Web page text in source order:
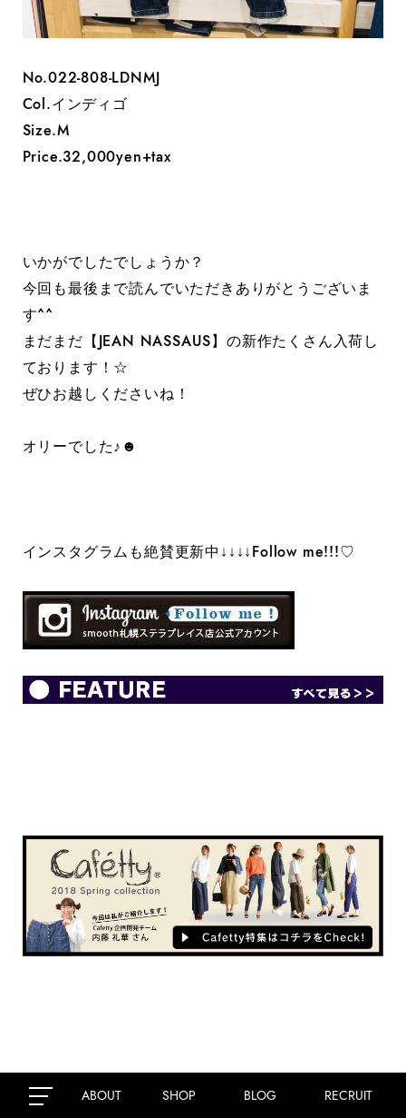
ABOUT SHOP BLOG RECRUIT
No.022-808-LDNMJ
Col.インディゴ
Size.M
Price.32,000yen+tax
いかがでしたでしょうか？
今回も最後まで読んでいただきありがとうございま
す^^
まだまだ【JEAN NASSAUS】の新作たくさん入荷し
ております！☆
ぜひお越しくださいね！
オリーでした♪☻
インスタグラムも絶賛更新中↓↓↓↓Follow me!!!♡